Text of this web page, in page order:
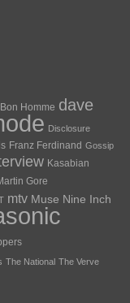
Bon Homme dave
Disclosure
Franz Ferdinand Gossip
Kasabian
Gore
mtv Muse Nine Inch
The National The Verve